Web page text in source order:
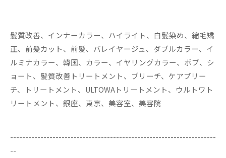
髪質改善、インナーカラー、ハイライト、白髪染め、縮毛矯
正、前髪カット、前髪、バレイヤージュ、ダブルカラー、イ
ルミナカラー、韓国、カラー、イヤリングカラー、ボブ、シ
ョート、髪質改善トリートメント、ブリーチ、ケアブリー
チ、トリートメント、ULTOWAトリートメント、ウルトワト
リートメント、銀座、東京、美容室、美容院
--------------------------------------------------------------------
--